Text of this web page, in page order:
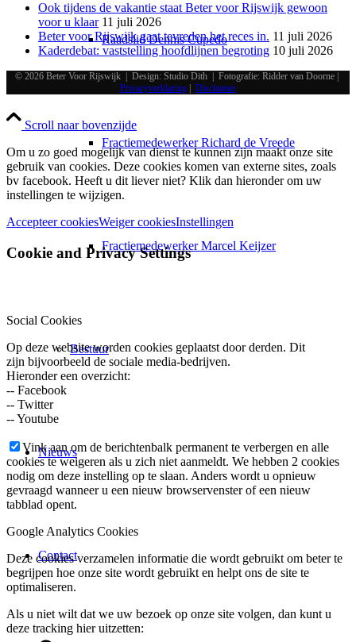
Raadslid Dennis Cupedo
Fractiemedewerker Richard de Vreede
Fractiemedewerker Marcel Keijzer
Bestuur
Nieuws
Contact
Ook tijdens de vakantie staat Beter voor Rijswijk gewoon
voor u klaar 11 juli 2026
Beter voor Rijswijk gaat tevreden het reces in. 11 juli 2026
Kaderdebat: vaststelling hoofdlijnen begroting 10 juli 2026
© 2026 Beter Voor Rijswijk | Design: Studio Dith | Fotografie: Ridder van Doorne |
Privacyverklaring
Disclaimer
Scroll naar bovenzijde
Om u zo goed mogelijk van dienst te kunnen zijn maakt onze site
gebruik van cookies. Deze cookies komen van externe sites, zoals
bv facebook. Heeft u dit liever niet? Klik dan hieronder om uw
instellingen te wijzigen.
Accepteer cookiesWeiger cookiesInstellingen
Cookie and Privacy Settings
Social Cookies
Op deze website worden cookies geplaatst door derden. Dit
zijn bijvoorbeeld de sociale media-bedrijven.
Hieronder een overzicht:
-- Facebook
-- Twitter
-- Youtube
Vink aan om de berichtenbalk permanent te verbergen en alle
cookies te weigeren als u zich niet aanmeldt. We hebben 2 cookies
nodig om deze instelling op te slaan. Anders wordt u opnieuw
gevraagd wanneer u een nieuw browservenster of een nieuw
tabblad opent.
Google Analytics Cookies
Deze cookies verzamelen informatie die wordt gebruikt om beter te
begrijpen hoe onze site wordt gebruikt en helpt ons de site te
optimaliseren.
Als u niet wilt dat we uw bezoek op onze site volgen, dan kunt u
deze tracking hier uitzetten: